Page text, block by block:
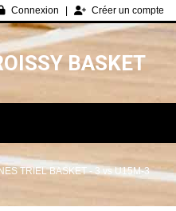
Connexion Créer un compte
BASKET
TRIEL BASKET - 3 vs U15M-3